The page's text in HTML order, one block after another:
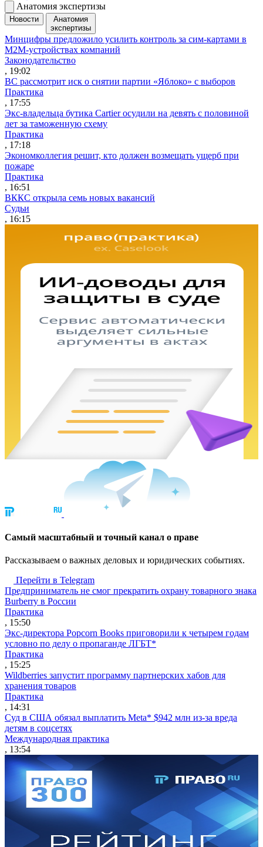
Анатомия экспертизы
Новости
Анатомия
экспертизы
Минцифры предложило усилить контроль за сим-картами в
M2M-устройствах компаний
Законодательство
, 19:02
ВС рассмотрит иск о снятии партии «Яблоко» с выборов
Практика
, 17:55
Экс-владельца бутика Cartier осудили на девять с половиной
лет за таможенную схему
Практика
, 17:18
Экономколлегия решит, кто должен возмещать ущерб при
пожаре
Практика
, 16:51
ВККС открыла семь новых вакансий
Судьи
, 16:15
Cамый масштабный и точный канал о праве
Рассказываем о важных деловых и юридических событиях.
Перейти в Telegram
Предприниматель не смог прекратить охрану товарного знака
Burberry в России
Практика
, 15:50
Экс-директора Popcorn Books приговорили к четырем годам
условно по делу о пропаганде ЛГБТ*
Практика
, 15:25
Wildberries запустит программу партнерских хабов для
хранения товаров
Практика
, 14:31
Суд в США обязал выплатить Meta* $942 млн из-за вреда
детям в соцсетях
Международная практика
, 13:54